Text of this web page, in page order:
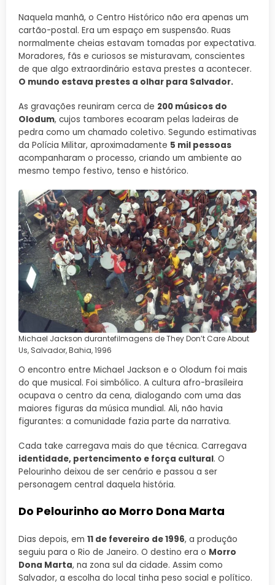
Naquela manhã, o Centro Histórico não era apenas um
cartão-postal. Era um espaço em suspensão. Ruas
normalmente cheias estavam tomadas por expectativa.
Moradores, fãs e curiosos se misturavam, conscientes
de que algo extraordinário estava prestes a acontecer.
O mundo estava prestes a olhar para Salvador.
As gravações reuniram cerca de 200 músicos do
Olodum, cujos tambores ecoaram pelas ladeiras de
pedra como um chamado coletivo. Segundo estimativas
da Polícia Militar, aproximadamente 5 mil pessoas
acompanharam o processo, criando um ambiente ao
mesmo tempo festivo, tenso e histórico.
Michael Jackson durantefilmagens de They Don’t Care About
Us, Salvador, Bahia, 1996
O encontro entre Michael Jackson e o Olodum foi mais
do que musical. Foi simbólico. A cultura afro-brasileira
ocupava o centro da cena, dialogando com uma das
maiores figuras da música mundial. Ali, não havia
figurantes: a comunidade fazia parte da narrativa.
Cada take carregava mais do que técnica. Carregava
identidade, pertencimento e força cultural. O
Pelourinho deixou de ser cenário e passou a ser
personagem central daquela história.
Do Pelourinho ao Morro Dona Marta
Dias depois, em 11 de fevereiro de 1996, a produção
seguiu para o Rio de Janeiro. O destino era o Morro
Dona Marta, na zona sul da cidade. Assim como
Salvador, a escolha do local tinha peso social e político.